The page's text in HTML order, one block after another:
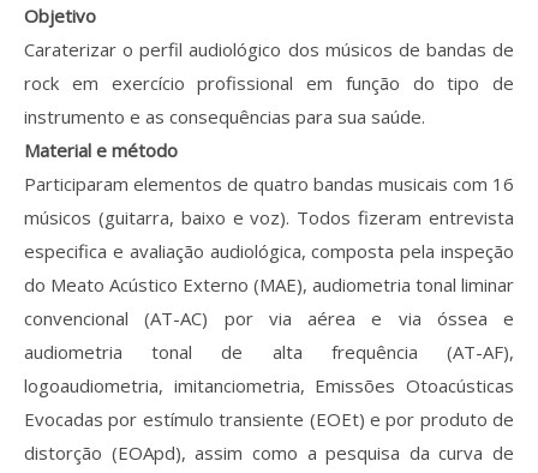
Revistas previamente publicadas
Como publicitar na nossa revista
Informações adicionais
Estatísticas da Revista
Ficha técnica
Objetivo
Caraterizar o perfil audiológico dos músicos de bandas de
rock em exercício profissional em função do tipo de
instrumento e as consequências para sua saúde.
Material e método
Participaram elementos de quatro bandas musicais com 16
músicos (guitarra, baixo e voz). Todos fizeram entrevista
especifica e avaliação audiológica, composta pela inspeção
do Meato Acústico Externo (MAE), audiometria tonal liminar
convencional (AT-AC) por via aérea e via óssea e
audiometria tonal de alta frequência (AT-AF),
logoaudiometria, imitanciometria, Emissões Otoacústicas
Evocadas por estímulo transiente (EOEt) e por produto de
distorção (EOApd), assim como a pesquisa da curva de